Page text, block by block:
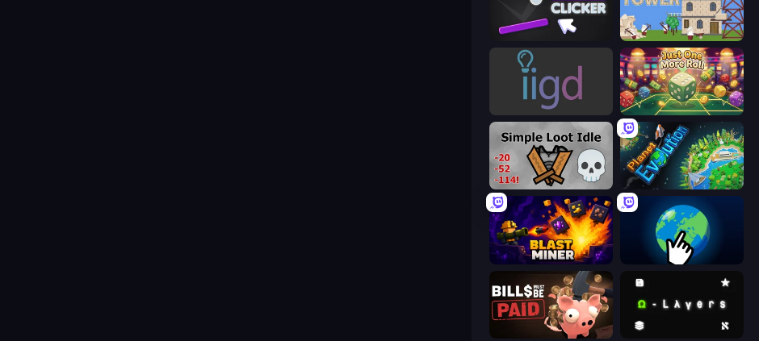
Pong Clicker Babel Tower
Idle Idle Gamedev Just One More Roll
Simple Loot Idle Planet Evolution: Idle Clicker
Blast Miner Planet Clicker 2
Bills Must Be Paid Omega Layers